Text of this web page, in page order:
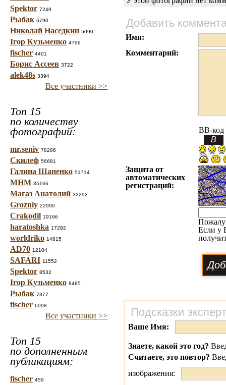
Spektor 7249
Рыбак 6790
Николай Наседкин 5090
Ігор Кузьменко 4796
fischer 4401
Борис Ассеев 3722
alek48s 3394
Все участники >>
Топ 15
по количеству
фотографий:
mr.seniv 78286
Скилеф 56681
Галина Шаненко 51714
МНМ 35166
Магаз Анатолий 32292
Grozniy 22990
Crakodil 19166
haratoshka 17292
worldriko 14815
AD70 12104
SAFARI 11552
Spektor 8532
Ігор Кузьменко 8485
Рыбак 7377
fischer 6098
Все участники >>
Топ 15
по дополненным
публикациям:
fischer 459
Добавить
Имя:
Комментарий:
BB-код
Защита от
автоматических
регистраций:
Если у
Подсказки
Ваше Имя:
Знаете, какой это год?
Считаете, это повтор?
изображения: